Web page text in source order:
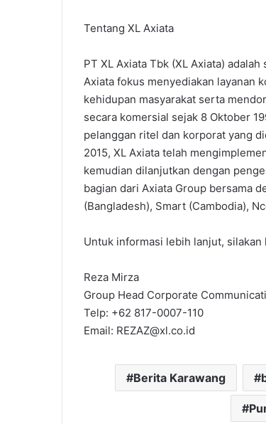
Tentang XL Axiata
PT XL Axiata Tbk (XL Axiata)
Axiata fokus menyediakan layanan
kehidupan masyarakat serta
secara komersial sejak 8 Oktober
pelanggan ritel dan korporat yang
2015, XL Axiata telah
kemudian dilanjutkan dengan
bagian dari Axiata Group bersama
(Bangladesh), Smart (Cambodia),
Untuk informasi lebih lanjut, silakan
Reza Mirza
Group Head Corporate
Telp: +62 817-0007-110
Email: REZAZ@xl.co.id
Berita Karawang